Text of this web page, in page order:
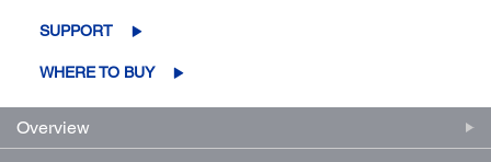
SUPPORT
WHERE TO BUY
Overview